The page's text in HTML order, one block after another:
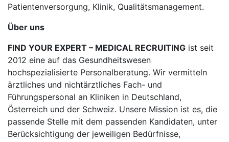
Patientenversorgung, Klinik, Qualitätsmanagement.
Über uns
FIND YOUR EXPERT – MEDICAL RECRUITING ist seit
2012 eine auf das Gesundheitswesen
hochspezialisierte Personalberatung. Wir vermitteln
ärztliches und nichtärztliches Fach- und
Führungspersonal an Kliniken in Deutschland,
Österreich und der Schweiz. Unsere Mission ist es, die
passende Stelle mit dem passenden Kandidaten, unter
Berücksichtigung der jeweiligen Bedürfnisse,